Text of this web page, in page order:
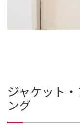
ジャケット
ング